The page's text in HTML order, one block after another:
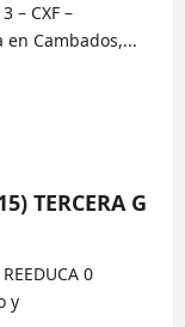
– CXF –
en Cambados,...
TERCERA G
0
y